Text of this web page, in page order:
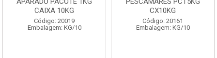
CAIXA 10KG
Código: 20019
Embalagem: KG/10
CX10KG
Código: 20161
Embalagem: KG/10